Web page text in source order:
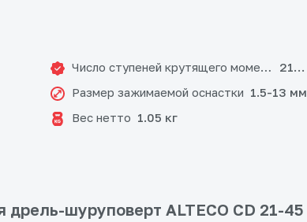
Число ступеней крутящего момента 21+3
Размер зажимаемой оснастки 1.5-13 мм
Вес нетто 1.05 кг
шуруповерт ALTECO CD 21-45